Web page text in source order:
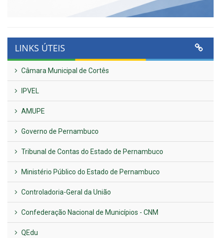
LINKS ÚTEIS
Câmara Municipal de Cortês
IPVEL
AMUPE
Governo de Pernambuco
Tribunal de Contas do Estado de Pernambuco
Ministério Público do Estado de Pernambuco
Controladoria-Geral da União
Confederação Nacional de Municípios - CNM
QEdu